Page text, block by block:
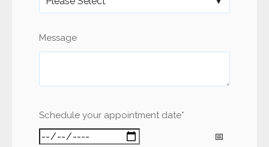
Message
Schedule your appointment date*